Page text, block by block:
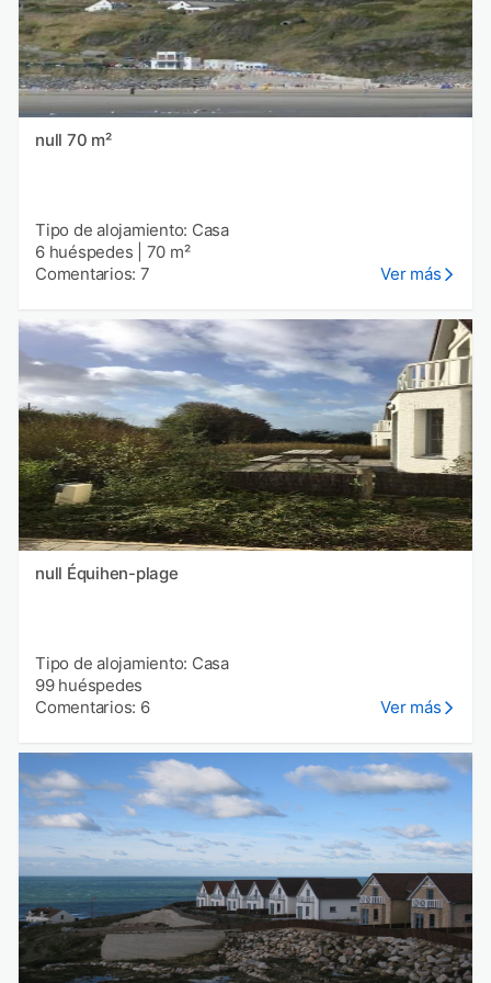
null 70 m²
Tipo de alojamiento: Casa
6 huéspedes
70 m²
Comentarios: 7
Ver más
null Équihen-plage
Tipo de alojamiento: Casa
99 huéspedes
Comentarios: 6
Ver más